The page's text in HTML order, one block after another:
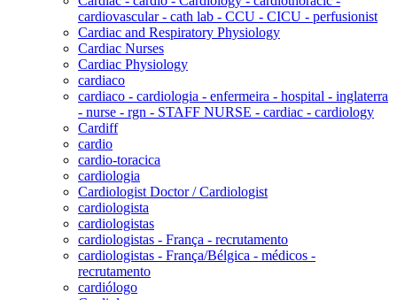
cardiovascular - cath lab - CCU - CICU - perfusionist
Cardiac and Respiratory Physiology
Cardiac Nurses
Cardiac Physiology
cardiaco
cardiaco - cardiologia - enfermeira - hospital - inglaterra
- nurse - rgn - STAFF NURSE - cardiac - cardiology
Cardiff
cardio
cardio-toracica
cardiologia
Cardiologist Doctor / Cardiologist
cardiologista
cardiologistas
cardiologistas - França - recrutamento
cardiologistas - França/Bélgica - médicos -
recrutamento
cardiólogo